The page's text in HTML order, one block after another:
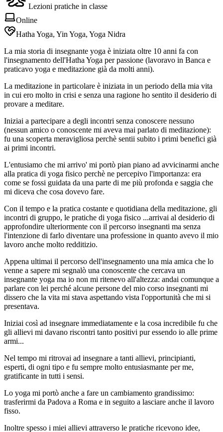
Lezioni pratiche in classe
Online
Hatha Yoga, Yin Yoga, Yoga Nidra
La mia storia di insegnante yoga è iniziata oltre 10 anni fa con
l'insegnamento dell'Hatha Yoga per passione (lavoravo in Banca e
praticavo yoga e meditazione già da molti anni).
La meditazione in particolare è iniziata in un periodo della mia vita
in cui ero molto in crisi e senza una ragione ho sentito il desiderio di
provare a meditare.
Iniziai a partecipare a degli incontri senza conoscere nessuno
(nessun amico o conoscente mi aveva mai parlato di meditazione):
fu una scoperta meravigliosa perchè sentii subito i primi benefici già
ai primi incontri.
L'entusiamo che mi arrivo' mi portò pian piano ad avvicinarmi anche
alla pratica di yoga fisico perchè ne percepivo l'importanza: era
come se fossi guidata da una parte di me più profonda e saggia che
mi diceva che cosa dovevo fare.
Con il tempo e la pratica costante e quotidiana della meditazione, gli
incontri di gruppo, le pratiche di yoga fisico ...arrivai al desiderio di
approfondire ulteriormente con il percorso insegnanti ma senza
l'intenzione di farlo diventare una professione in quanto avevo il mio
lavoro anche molto redditizio.
Appena ultimai il percorso dell'insegnamento una mia amica che lo
venne a sapere mi segnalò una conoscente che cercava un
insegnante yoga ma io non mi ritenevo all'altezza: andai comunque a
parlare con lei perché alcune persone del mio corso insegnanti mi
dissero che la vita mi stava aspettando vista l'opportunità che mi si
presentava.
Iniziai così ad insegnare immediatamente e la cosa incredibile fu che
gli allievi mi davano riscontri tanto positivi pur essendo io alle prime
armi...
Nel tempo mi ritrovai ad insegnare a tanti allievi, principianti,
esperti, di ogni tipo e fu sempre molto entusiasmante per me,
gratificante in tutti i sensi.
Lo yoga mi portò anche a fare un cambiamento grandissimo:
trasferirmi da Padova a Roma e in seguito a lasciare anche il lavoro
fisso.
Inoltre spesso i miei allievi attraverso le pratiche ricevono idee,